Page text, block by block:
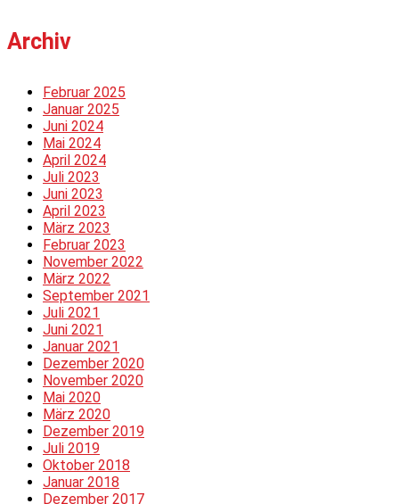
Archiv
Februar 2025
Januar 2025
Juni 2024
Mai 2024
April 2024
Juli 2023
Juni 2023
April 2023
März 2023
Februar 2023
November 2022
März 2022
September 2021
Juli 2021
Juni 2021
Januar 2021
Dezember 2020
November 2020
Mai 2020
März 2020
Dezember 2019
Juli 2019
Oktober 2018
Januar 2018
Dezember 2017